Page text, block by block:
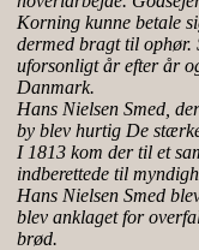
Korning kunne betale
dermed bragt til ophør.
uforsonligt år efter år
Danmark.
Hans Nielsen Smed,
by blev hurtig De
I 1813 kom der til et
indberettede til
Hans Nielsen Smed
blev anklaget for
brød.